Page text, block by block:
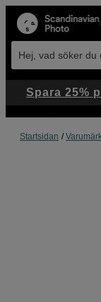
Hej, vad söker du
Startsidan
Spara 25%